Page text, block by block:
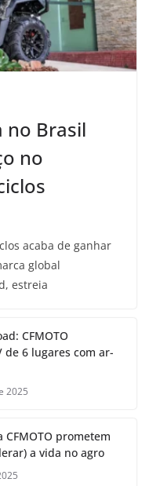
no Brasil
no
acaba de ganhar
global
estreia
CFMOTO
de 6 lugares com ar-
2025
CFMOTO prometem
a vida no agro